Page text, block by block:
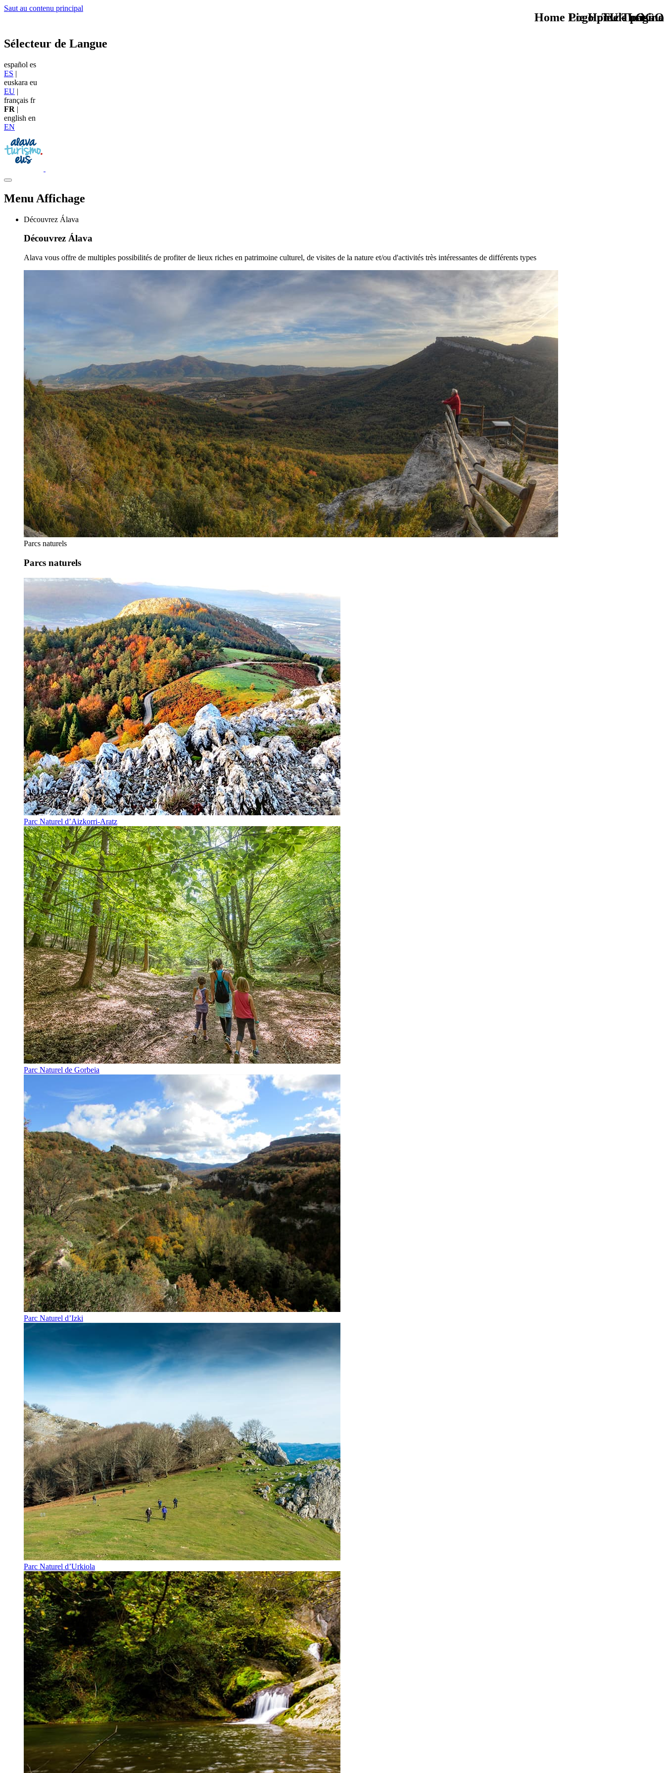
Saut au contenu principal
TU - LOGO
Sélecteur de Langue
español es
ES |
euskara eu
EU |
français fr
FR |
english en
EN
Menu Affichage
Découvrez Álava
Découvrez Álava
Alava vous offre de multiples possibilités de profiter de lieux riches en patrimoine culturel, de visites de la nature et/ou d'activités très intéressantes de différents types
Parcs naturels
Parcs naturels
Parc Naturel d’Aizkorri-Aratz
Parc Naturel de Gorbeia
Parc Naturel d’Izki
Parc Naturel d’Urkiola
Home Logo pie de página
Pie Home Turismo